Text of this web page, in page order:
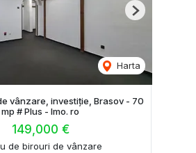
Harta
Next
vânzare, investiție, Brasov - 70
mp # Plus - Imo. ro
149,000 €
de birouri de vânzare